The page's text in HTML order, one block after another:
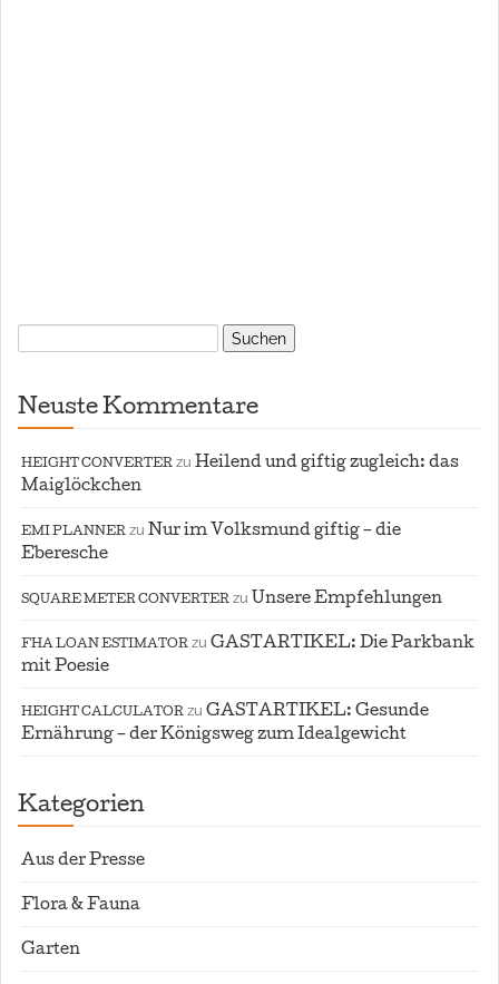
Suchen
nach:
Neuste Kommentare
HEIGHT CONVERTER zu Heilend und giftig zugleich: das
Maiglöckchen
EMI PLANNER zu Nur im Volksmund giftig – die
Eberesche
SQUARE METER CONVERTER zu Unsere Empfehlungen
FHA LOAN ESTIMATOR zu GASTARTIKEL: Die Parkbank
mit Poesie
HEIGHT CALCULATOR zu GASTARTIKEL: Gesunde
Ernährung – der Königsweg zum Idealgewicht
Kategorien
Aus der Presse
Flora & Fauna
Garten